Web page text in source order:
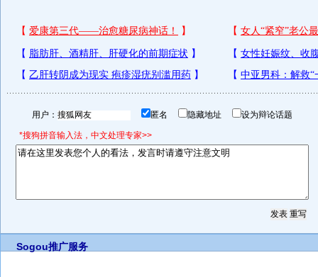
用户： 匿名 隐藏地址 设为辩论话题
*搜狗拼音输入法，中文处理专家>>
Sogou推广服务